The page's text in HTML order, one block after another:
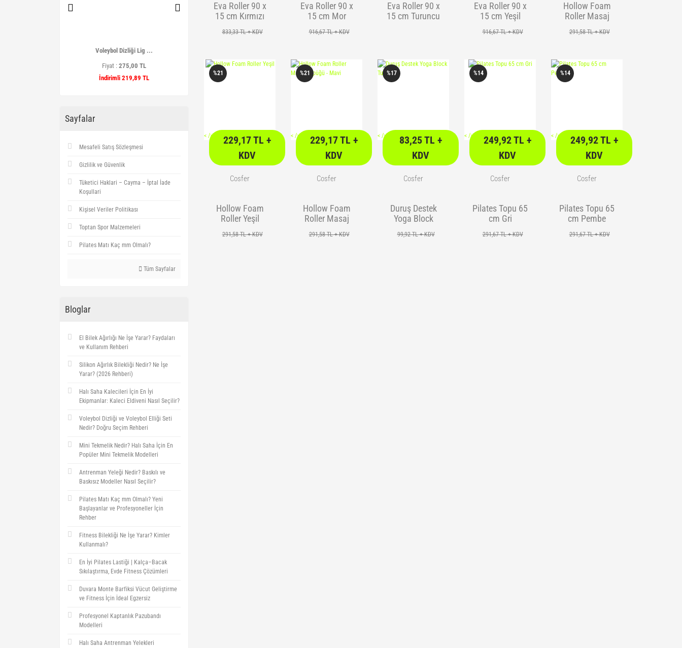
Voleybol Dizliği Lig ...
Fiyat : 275,00 TL
İndirimli 219,89 TL
Fiyat : 420,00 TL
İndirimli 240,00 TL
Fiyat :199,90 TL
Sayfalar
Mesafeli Satış Sözleşmesi
Gizlilik ve Güvenlik
Tüketici Haklari – Cayma – İptal İade
Koşullari
Kişisel Veriler Politikası
Toptan Spor Malzemeleri
Pilates Matı Kaç mm Olmalı?
Tüm Sayfalar
Bloglar
El Bilek Ağırlığı Ne İşe Yarar? Faydaları
ve Kullanım Rehberi
Silikon Ağırlık Bilekliği Nedir? Ne İşe
Yarar? (2026 Rehberi)
Halı Saha Kalecileri İçin En İyi
Ekipmanlar: Kaleci Eldiveni Nasıl Seçilir?
Voleybol Dizliği ve Voleybol Elliği Seti
Nedir? Doğru Seçim Rehberi
Mini Tekmelik Nedir? Halı Saha İçin En
Popüler Mini Tekmelik Modelleri
Antrenman Yeleği Nedir? Baskılı ve
Baskısız Modeller Nasıl Seçilir?
Pilates Matı Kaç mm Olmalı? Yeni
Başlayanlar ve Profesyoneller İçin
Rehber
Fitness Bilekliği Ne İşe Yarar? Kimler
Kullanmalı?
En İyi Pilates Lastiği | Kalça–Bacak
Sıkılaştırma, Evde Fitness Çözümleri
Duvara Monte Barfiksi Vücut Geliştirme
ve Fitness İçin İdeal Egzersiz
Profesyonel Kaptanlık Pazubandı
Modelleri
Halı Saha Antrenman Yelekleri
Eva Roller 90 x
15 cm Kırmızı
833,33 TL + KDV
Eva Roller 90 x
15 cm Mor
916,67 TL + KDV
Eva Roller 90 x
15 cm Turuncu
Eva Roller 90 x
15 cm Yeşil
916,67 TL + KDV
Hollow Foam
Roller Masaj
291,58 TL + KDV
%21
< /> />
229,17 TL +
KDV
Cosfer
Hollow Foam
Roller Yeşil
291,58 TL + KDV
%21
< /> />
229,17 TL +
KDV
Cosfer
Hollow Foam
Roller Masaj
291,58 TL + KDV
%17
< /> />
83,25 TL +
KDV
Cosfer
Duruş Destek
Yoga Block
99,92 TL + KDV
%14
< /> />
249,92 TL +
KDV
Cosfer
Pilates Topu 65
cm Gri
291,67 TL + KDV
%14
< /> />
249,92 TL +
KDV
Cosfer
Pilates Topu 65
cm Pembe
291,67 TL + KDV